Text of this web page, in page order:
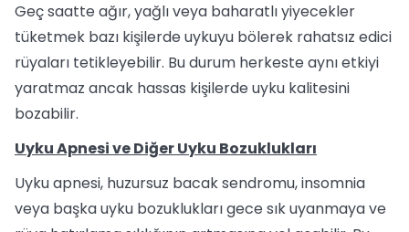
Geç saatte ağır, yağlı veya baharatlı yiyecekler
tüketmek bazı kişilerde uykuyu bölerek rahatsız edici
rüyaları tetikleyebilir. Bu durum herkeste aynı etkiyi
yaratmaz ancak hassas kişilerde uyku kalitesini
bozabilir.
Uyku Apnesi ve Diğer Uyku Bozuklukları
Uyku apnesi, huzursuz bacak sendromu, insomnia
veya başka uyku bozuklukları gece sık uyanmaya ve